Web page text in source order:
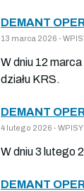
DEMANT
13 marca 2026 -
W dniu 12
działu KRS.
DEMANT
4 lutego 2026 -
W dniu 3 lutego
DEMANT